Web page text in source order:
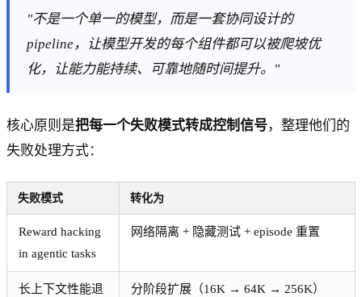
"不是一个单一的模型，而是一套协同设计的
pipeline，让模型开发的每个组件都可以被爬坡优
化，让能力能持续、可靠地随时间提升。"
核心原则是把每一个失败模式转成控制信号，整理他们的
失败处理方式：
失败模式 转化为
Reward hacking
in agentic tasks
网络隔离 + 隐藏测试 + episode 重置
长上下文性能退
分阶段扩展（16K → 64K → 256K）